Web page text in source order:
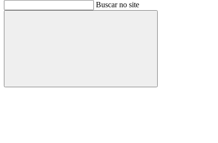
Buscar no site
Buscar